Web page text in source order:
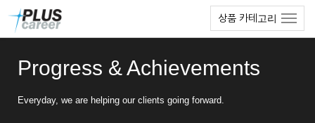
상품 카테고리
Progress & Achievements
Everyday, we are helping our clients going forward.